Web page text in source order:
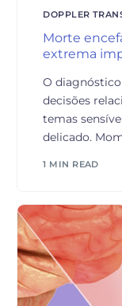
DOPPLER
Morte
extrema
O
decisões
temas
delicado.
1 MIN READ